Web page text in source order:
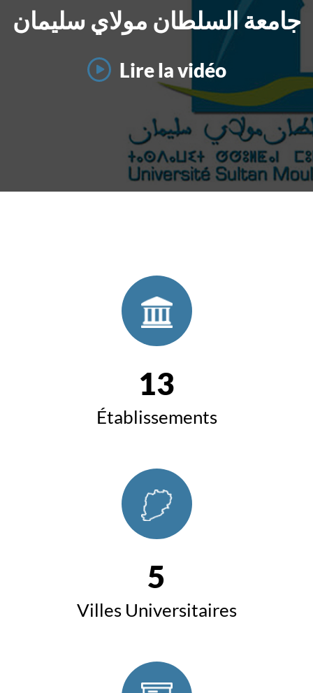
جامعة السلطان مولاي سليمان
Lire la vidéo
13
Établissements
5
Villes Universitaires